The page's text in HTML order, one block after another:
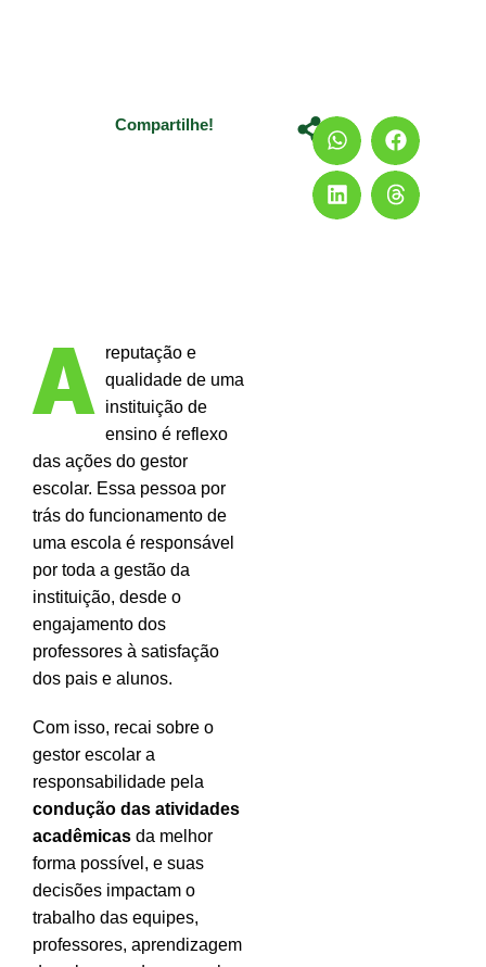
Compartilhe!
A
reputação e
qualidade de uma
instituição de
ensino é reflexo
das ações do gestor
escolar. Essa pessoa por
trás do funcionamento de
uma escola é responsável
por toda a gestão da
instituição, desde o
engajamento dos
professores à satisfação
dos pais e alunos.
Com isso, recai sobre o
gestor escolar a
responsabilidade pela
condução das atividades
acadêmicas da melhor
forma possível, e suas
decisões impactam o
trabalho das equipes,
professores, aprendizagem